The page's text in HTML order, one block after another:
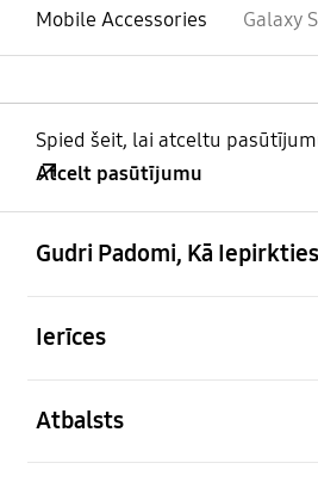
Mobile Accessories
Galaxy
Spied šeit, lai atceltu
Atcelt pasūtījumu
Gudri Padomi, Kā Iepirkties
Ierīces
Atbalsts